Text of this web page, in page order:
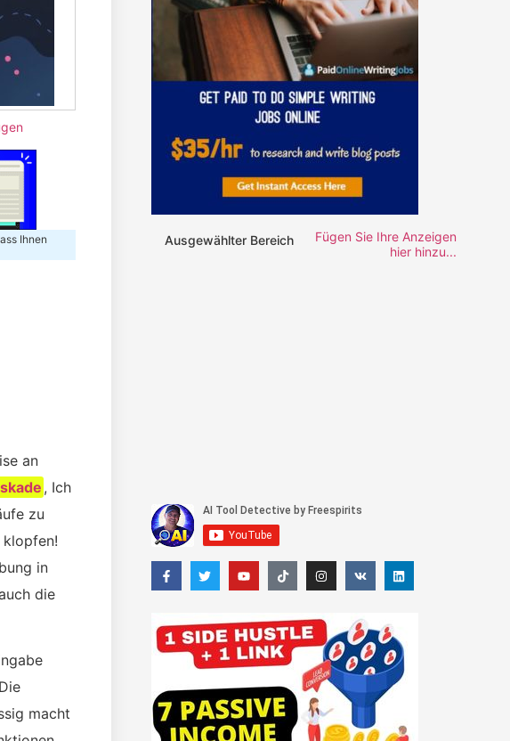
Ihnen
an
, Ich
zu
in
die
macht
Ausgewählter Bereich
Fügen Sie Ihre Anzeigen
hier hinzu...